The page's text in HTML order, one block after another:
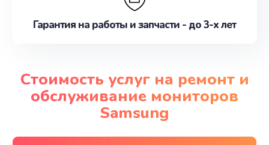
Гарантия на работы и запчасти - до 3-х лет
Стоимость услуг на ремонт и
обслуживание мониторов
Samsung